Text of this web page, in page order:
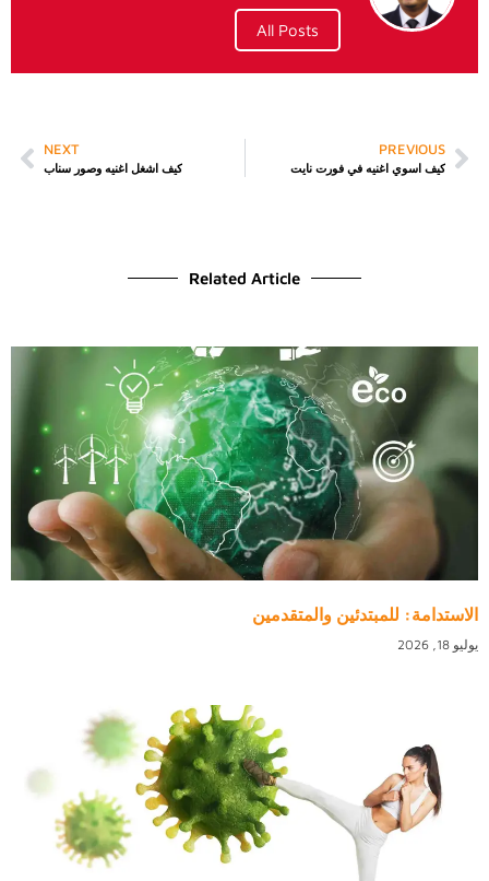
All Posts
PREVIOUS
كيف اسوي اغنيه في فورت نايت
NEXT
كيف اشغل اغنيه وصور سناب
Related Article
الاستدامة: للمبتدئين والمتقدمين
يوليو 18, 2026